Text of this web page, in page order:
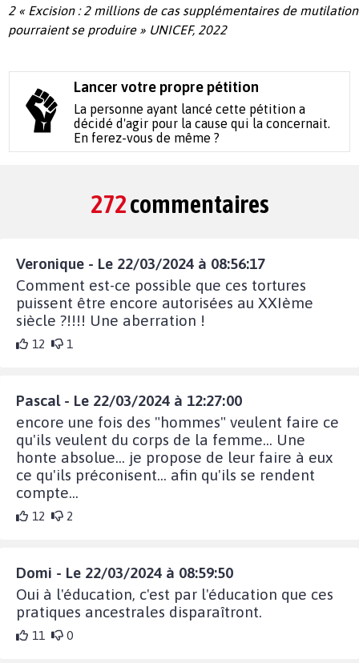
2 « Excision : 2 millions de cas supplémentaires de
pourraient se produire » UNICEF, 2022
Lancer votre propre pétition
La personne ayant lancé cette pétition a
décidé d'agir pour la cause qui la concernait.
En ferez-vous de même ?
272commentaires
Veronique - Le 22/03/2024 à 08:56:17
Comment est-ce possible que ces tortures
puissent être encore autorisées au XXIème
siècle ?!!!! Une aberration !
12 1
Pascal - Le 22/03/2024 à 12:27:00
encore une fois des "hommes" veulent faire ce
qu'ils veulent du corps de la femme... Une
honte absolue... je propose de leur faire à eux
ce qu'ils préconisent... afin qu'ils se rendent
compte...
12 2
Domi - Le 22/03/2024 à 08:59:50
Oui à l'éducation, c'est par l'éducation que ces
pratiques ancestrales disparaîtront.
11 0